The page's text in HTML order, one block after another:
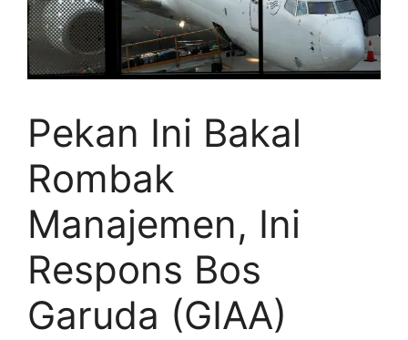
Pekan Ini Bakal
Rombak
Manajemen, Ini
Respons Bos
Garuda (GIAA)